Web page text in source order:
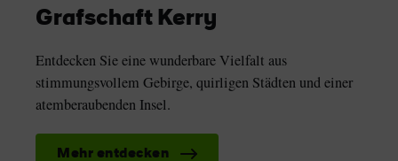
Grafschaft Kerry
Entdecken Sie eine wunderbare Vielfalt aus
stimmungsvollem Gebirge, quirligen Städten und einer
atemberaubenden Insel.
Mehr entdecken